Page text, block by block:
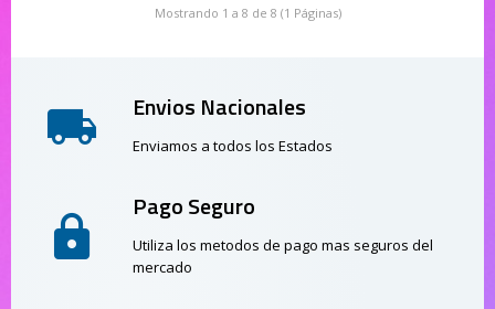
Mostrando 1 a 8 de 8 (1 Páginas)
Envios Nacionales
Enviamos a todos los Estados
Pago Seguro
Utiliza los metodos de pago mas seguros del
mercado